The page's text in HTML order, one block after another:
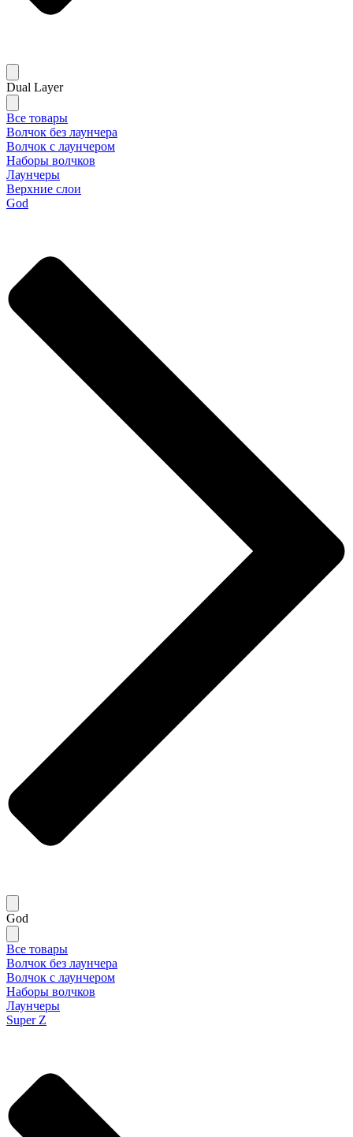
Dual Layer
Все товары
Волчок без лаунчера
Волчок с лаунчером
Наборы волчков
Лаунчеры
Верхние слои
God
God
Все товары
Волчок без лаунчера
Волчок с лаунчером
Наборы волчков
Лаунчеры
Super Z